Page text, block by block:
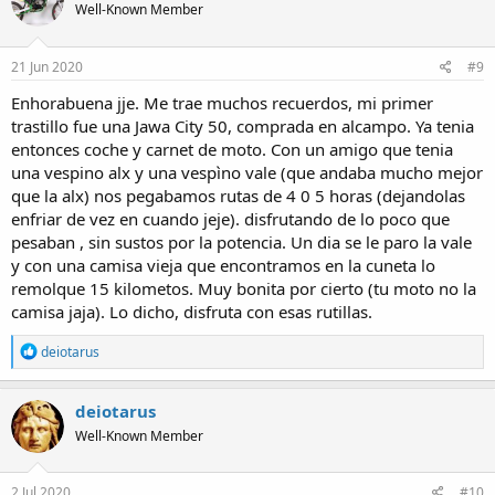
i
o
n
s
Well-Known Member
21 Jun 2020 #9
Enhorabuena jje. Me trae muchos recuerdos, mi primer
trastillo fue una Jawa City 50, comprada en alcampo. Ya tenia
entonces coche y carnet de moto. Con un amigo que tenia
una vespino alx y una vespìno vale (que andaba mucho mejor
que la alx) nos pegabamos rutas de 4 0 5 horas (dejandolas
enfriar de vez en cuando jeje). disfrutando de lo poco que
pesaban , sin sustos por la potencia. Un dia se le paro la vale
y con una camisa vieja que encontramos en la cuneta lo
remolque 15 kilometos. Muy bonita por cierto (tu moto no la
camisa jaja). Lo dicho, disfruta con esas rutillas.
R
e
a
c
t
i
o
n
s
deiotarus
deiotarus
Well-Known Member